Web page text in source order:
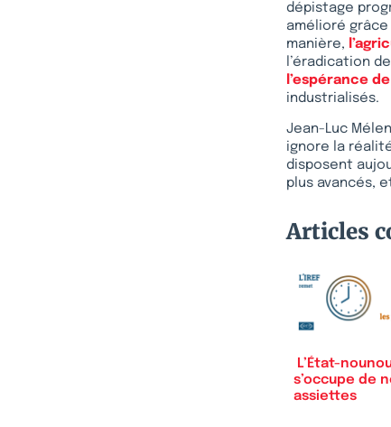
dépistage
amélioré
manière,
l’éradication
l’espérance
industrialisés.
Jean-Luc
ignore la
disposent
plus avancés,
Articles
L’État-
s’occupe de
assiettes